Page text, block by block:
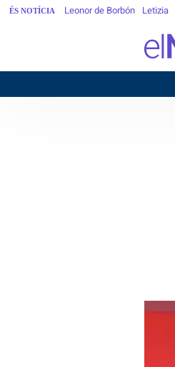
ÉS NOTÍCIA Leonor de Borbón Letizia